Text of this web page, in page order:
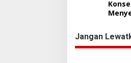
v
g
Jangan